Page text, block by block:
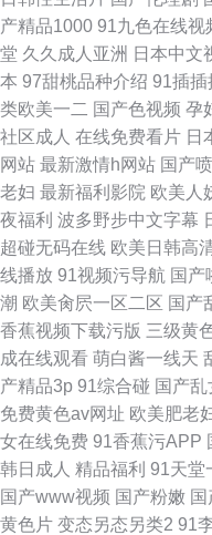
产精品1000 91九色在线视
堂 久久成人亚洲 日本中文
本 97甜桃品种介绍 91插插
类欧美一二 国产色视频 孕
社区成人 在线免费看片 日
网站 最新激情h网站 国产
老妇 最新福利影院 欧美人
夜福利 波多野步中文字幕
超碰无码在线 欧美日韩高
线播放 91视频污导航 国产
潮 欧美肏屄一区二区 国产
香蕉视频下载污版 三级黄
成在线观看 萌白酱一线天
产精品3p 91综合碰 国产乱
免费黄色av网址 欧美肥老
女在线免费 91香蕉污APP
韩日成人 精品福利 91天堂
国产www视频 国产粉嫩
黄色片 变态另态另类2 91